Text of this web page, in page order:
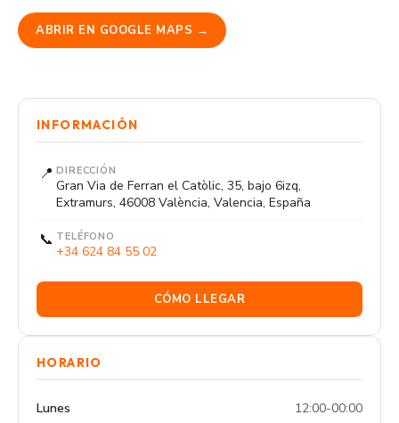
ABRIR EN GOOGLE MAPS →
INFORMACIÓN
📍 DIRECCIÓN
Gran Via de Ferran el Catòlic, 35, bajo 6izq,
Extramurs, 46008 València, Valencia, España
📞 TELÉFONO
+34 624 84 55 02
CÓMO LLEGAR
HORARIO
Lunes
12:00-00:00